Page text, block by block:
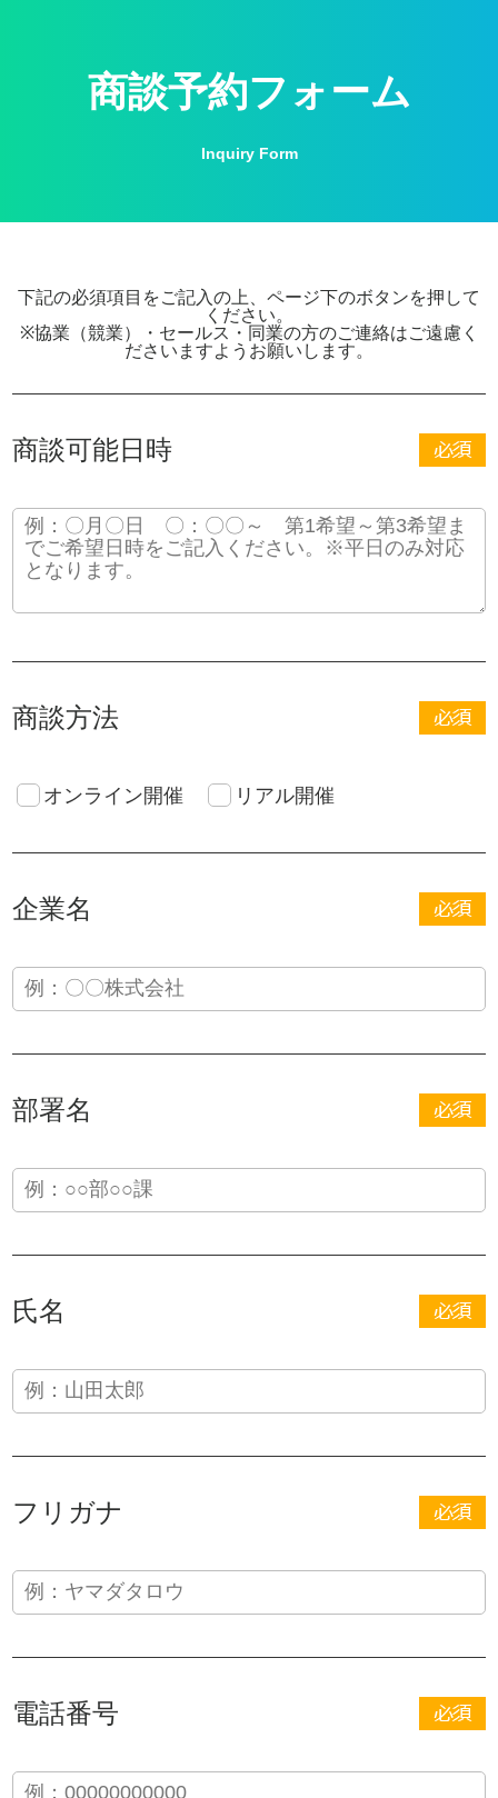
商談予約フォーム
Inquiry Form
下記の必須項目をご記入の上、ページ下のボタンを押して
ください。
※協業（競業）・セールス・同業の方のご連絡はご遠慮く
ださいますようお願いします。
商談可能日時
商談方法
オンライン開催 リアル開催
企業名
部署名
氏名
フリガナ
電話番号